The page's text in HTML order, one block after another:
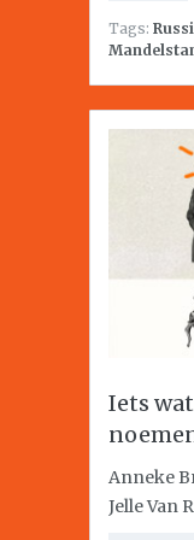
Tags:
Iets
Anneke
Jelle Van